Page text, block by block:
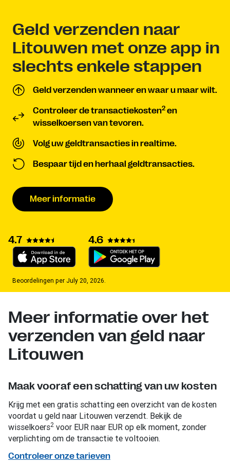
Geld verzenden naar
Litouwen met onze app in
slechts enkele stappen
Geld verzenden wanneer en waar u maar wilt.
Controleer de transactiekosten2 en
wisselkoersen van tevoren.
Volg uw geldtransacties in realtime.
Bespaar tijd en herhaal geldtransacties.
Meer informatie
4.7 4.6
Beoordelingen per July 20, 2026.
Meer informatie over het
verzenden van geld naar
Litouwen
Maak vooraf een schatting van uw kosten
Krijg met een gratis schatting een overzicht van de kosten
voordat u geld naar Litouwen verzendt. Bekijk de
wisselkoers2 voor EUR naar EUR op elk moment, zonder
verplichting om de transactie te voltooien.
Controleer onze tarieven